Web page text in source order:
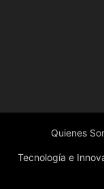
Quienes
Tecnología e